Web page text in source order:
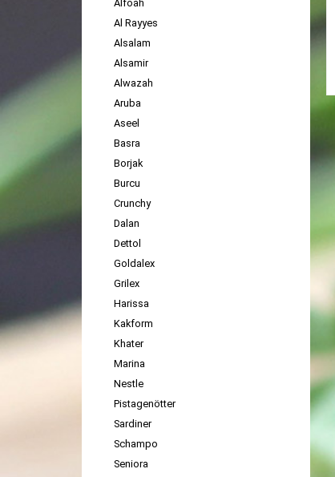
Alfoah
Al Rayyes
Alsalam
Alsamir
Alwazah
Aruba
Aseel
Basra
Borjak
Burcu
Crunchy
Dalan
Dettol
Goldalex
Grilex
Harissa
Kakform
Khater
Marina
Nestle
Pistagenötter
Sardiner
Schampo
Seniora